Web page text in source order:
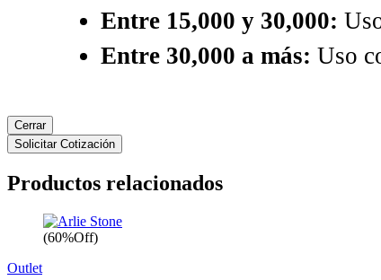
Entre 15,000 y 30,000:
Entre 30,000 a más: Uso
Cerrar
Solicitar Cotización
Productos relacionados
(60%Off)
Outlet